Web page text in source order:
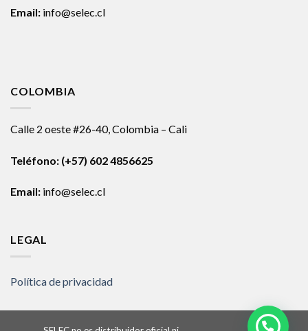
Email: info@selec.cl
COLOMBIA
Calle 2 oeste #26-40, Colombia – Cali
Teléfono: (+57) 602 4856625
Email: info@selec.cl
LEGAL
Política de privacidad